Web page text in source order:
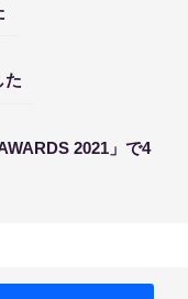
た
2021」で4